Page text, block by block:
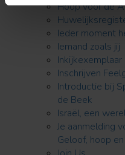
Hoop voor de
Ieder moment
Iemand zoals jij
Inschrijven
Introductie bij
de Beek
Israël, een
Je aanmelding
Geloof, hoop